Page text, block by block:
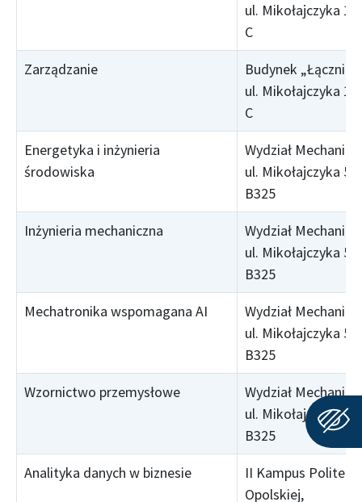
ul. Mikołajczyka
C
Zarządzanie
Budynek „Łącznik”,
ul. Mikołajczyka
C
Energetyka i inżynieria
środowiska
Wydział
ul. Mikołajczyka 5,
B325
Inżynieria mechaniczna
Wydział
ul. Mikołajczyka 5,
B325
Mechatronika wspomagana AI
Wydział
ul. Mikołajczyka 5,
B325
Wzornictwo przemysłowe
Wydział
ul. Mikołajczyka 5,
B325
Analityka danych w biznesie
II Kampus
Opolskiej,